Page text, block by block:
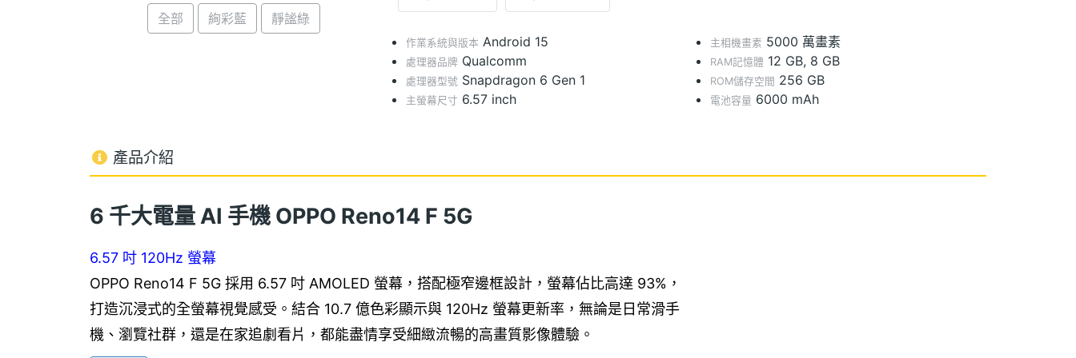
全部 絢彩藍 靜謐綠
作業系統與版本 Android 15
處理器品牌 Qualcomm
處理器型號 Snapdragon 6 Gen 1
主螢幕尺寸 6.57 inch
主相機畫素 5000 萬畫素
RAM記憶體 12 GB, 8 GB
ROM儲存空間 256 GB
電池容量 6000 mAh
產品介紹
6 千大電量 AI 手機 OPPO Reno14 F 5G
6.57 吋 120Hz 螢幕
OPPO Reno14 F 5G 採用 6.57 吋 AMOLED 螢幕，搭配極窄邊框設計，螢幕佔比高達 93%，
打造沉浸式的全螢幕視覺感受。結合 10.7 億色彩顯示與 120Hz 螢幕更新率，無論是日常滑手
機、瀏覽社群，還是在家追劇看片，都能盡情享受細緻流暢的高畫質影像體驗。